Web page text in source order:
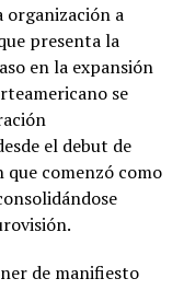
organización a
presenta la
en la expansión
se
el debut de
comenzó como
de manifiesto